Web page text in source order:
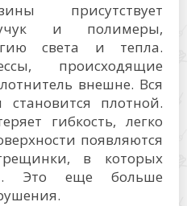
присутствует
и полимеры,
света и тепла.
происходящие
внешне. Вся
плотной.
гибкость, легко
появляются
в которых
Это еще больше